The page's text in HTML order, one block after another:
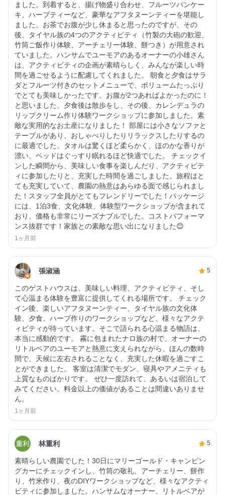
ました。到着すると、揚げ物盛り合わせ、フルーツパンケー
キ、ハーブティーなど、豪華なアフタヌーンティーを堪能し
ました。お茶でお腹が少し休まると思ったのですが、その
後、タイヤル族の4つのアクティビティ（竹製の大砲の歓迎、
竹筒ご飯作り体験、アーチェリー体験、餅つき）が用意され
ていました。ハンサムでユーモアのあるオーナーの小雄さん
は、アクティビティの企画が素晴らしく、みんなが楽しい時
間を過ごせるように配慮してくれました。 朝食と夕食はサラ
ダとフルーツ付きのセットメニューで、ボリュームたっぷり
でとても美味しかったです。お腹が2つあればよかったのに！
と思いました。夕食後は散歩をし、その後、カレンデュラの
リップクリーム作り体験ワークショップに参加しました。素
敵な実用的なお土産になりました！ 部屋には小さなソファと
テーブルがあり、おしゃべりしたりリラックスしたりするの
に最適でした。タオルは驚くほど柔らかく、ほのかな香りが
漂い、ベッドはぐっすり眠れるほど快適でした。 チェックイ
ンした瞬間から、美味しい食事を楽しんだり、アクティビテ
ィに参加したりと、充実した時間を過ごしました。旅程はと
ても充実していて、農園の熱意はあらゆる面で感じられまし
た！スタッフ全員がとてもフレンドリーでした！パッケージ
には、1泊3食、文化体験、体験型ワークショップが含まれて
おり、価格も非常にリーズナブルでした。コストパフォーマ
ンス抜群です！家族との素敵な思い出になりました😊
1ヶ月前
張淑涵 5
このゲストハウスは、美味しい料理、アクティビティ、そし
て心温まる体験を豊富に提供してくれる場所です。 チェック
イン後、楽しいアフタヌーンティー、タイヤル族の文化体
験、夕食、ハーブ作りのワークショップなど、様々なアクテ
ィビティが待っています。そこで語られる心温まる物語は、
本当に感動的です。 霧に包まれたナロ族の村で、オーナーの
リトルベアのユーモアと熱意に支えられながら、ほんの数時
間で、天候に左右されることなく、充実した休暇を過ごすこ
とができました。 客室は清潔でモダン、寝具やアメニティも
上質なものばかりです。 ぜひ一度訪れて、あるいは宿泊して
みてください。料金以上の価値があることは間違いありませ
ん。
1ヶ月前
林重利 5
素晴らしい農園でした！30日にマリーゴールド・キャンピン
グカーにチェックインし、竹筒の敬礼、アーチェリー、餅作
り、竹米作り、夜のDIYワークショップなど、様々なアクティ
ビティに参加しました。ハンサムなオーナー、リトルベアが